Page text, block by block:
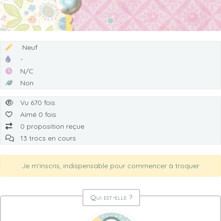
Neuf
-
N/C
Non
Vu 670 fois
Aimé 0 fois
0 proposition reçue
13 trocs en cours
Je m'inscris, indispensable pour commencer à troquer
Qui est-elle ?